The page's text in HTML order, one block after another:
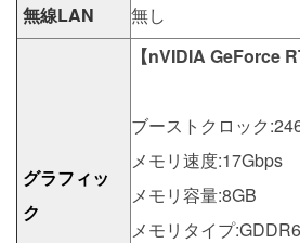
無線LAN
無し
グラフィッ
ク
【nVIDIA GeForce
ブーストクロック
メモリ速度:17Gbps
メモリ容量:8GB
メモリタイプ:GDDR6